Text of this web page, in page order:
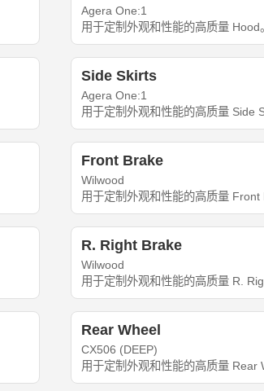
Agera One:1
用于定制外观和性能的高质量 Hood
Side Skirts
Agera One:1
用于定制外观和性能的高质量 Side
Front Brake
Wilwood
用于定制外观和性能的高质量 Front
R. Right Brake
Wilwood
用于定制外观和性能的高质量 R.
Rear Wheel
CX506 (DEEP)
用于定制外观和性能的高质量 Rear